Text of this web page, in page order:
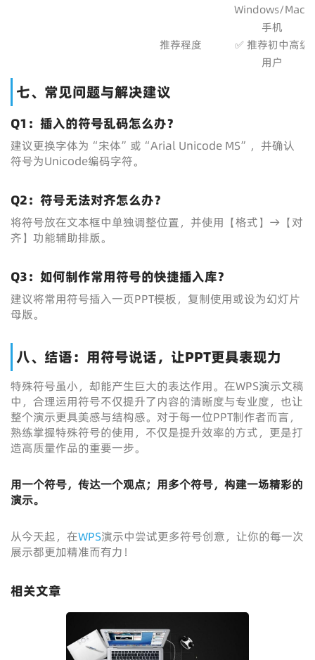
Windows/Mac/
手机
推荐程度
✅ 推荐初中高级
用户
七、常见问题与解决建议
Q1：插入的符号乱码怎么办？
建议更换字体为“宋体”或“Arial Unicode MS”，并确认
符号为Unicode编码字符。
Q2：符号无法对齐怎么办？
将符号放在文本框中单独调整位置，并使用【格式】→【对
齐】功能辅助排版。
Q3：如何制作常用符号的快捷插入库？
建议将常用符号插入一页PPT模板，复制使用或设为幻灯片
母版。
八、结语：用符号说话，让PPT更具表现力
特殊符号虽小，却能产生巨大的表达作用。在WPS演示文稿
中，合理运用符号不仅提升了内容的清晰度与专业度，也让
整个演示更具美感与结构感。对于每一位PPT制作者而言，
熟练掌握特殊符号的使用，不仅是提升效率的方式，更是打
造高质量作品的重要一步。
用一个符号，传达一个观点；用多个符号，构建一场精彩的
演示。
从今天起，在WPS演示中尝试更多符号创意，让你的每一次
展示都更加精准而有力！
相关文章